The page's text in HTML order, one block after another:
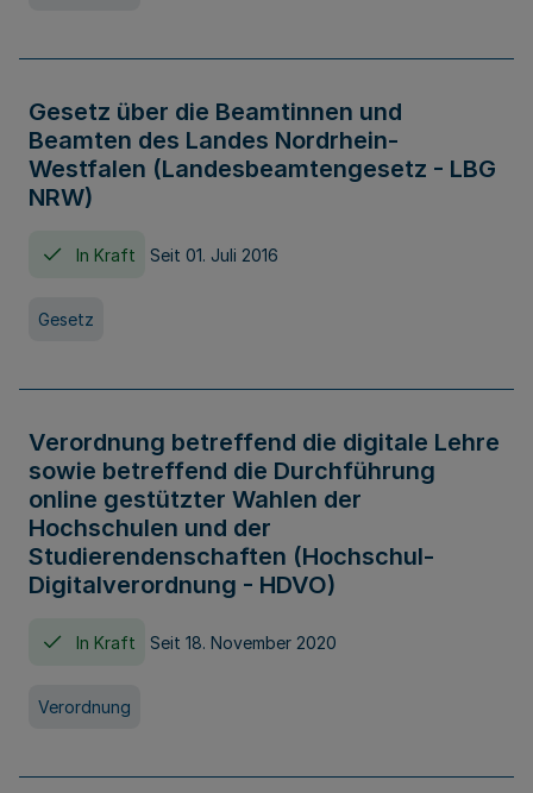
Gesetz über die Beamtinnen und
Beamten des Landes Nordrhein-
Westfalen (Landesbeamtengesetz - LBG
NRW)
In Kraft Seit 01. Juli 2016
Gesetz
Verordnung betreffend die digitale Lehre
sowie betreffend die Durchführung
online gestützter Wahlen der
Hochschulen und der
Studierendenschaften (Hochschul-
Digitalverordnung - HDVO)
In Kraft Seit 18. November 2020
Verordnung